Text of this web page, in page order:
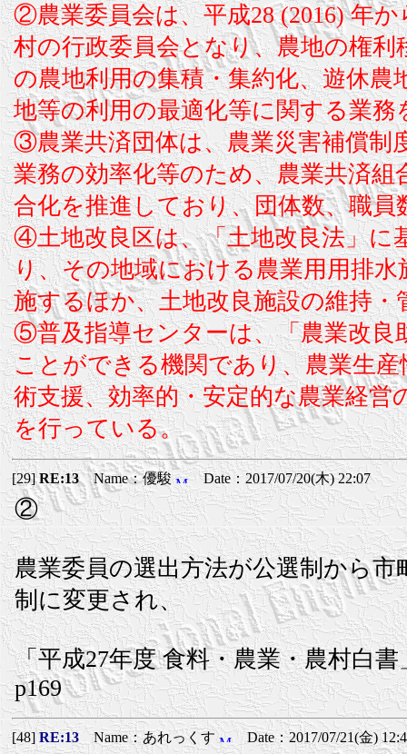
②農業委員会は、平成28 (2016) 年
村の行政委員会となり、農地の権
の農地利用の集積・集約化、遊休
地等の利用の最適化等に関する業務
③農業共済団体は、農業災害補償制
業務の効率化等のため、農業共済
合化を推進しており、団体数、職
④土地改良区は、「土地改良法」に
り、その地域における農業用用排
施するほか、土地改良施設の維持
⑤普及指導センターは、「農業改良
ことができる機関であり、農業生
術支援、効率的・安定的な農業経
を行っている。
[29]RE:13Name：優駿 Date：2017/07/20(木) 22:07
②
農業委員の選出方法が公選制から
制に変更され、
「平成27年度 食料・農業・農村白書
p169
[48]RE:13Name：あれっくす Date：2017/07/21(金)